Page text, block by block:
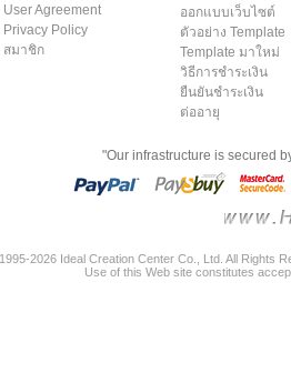
User Agreement
Privacy Policy
สมาชิก
ออกแบบเว็บไซต์
ตัวอย่าง Template
Template มาใหม่
วิธีการชำระเงิน
ยืนยันชำระเงิน
ต่ออายุ
"Our infrastructure is secured
2026 Ideal Creation Center Co., Ltd. All Rights
Use of this Web site constitutes